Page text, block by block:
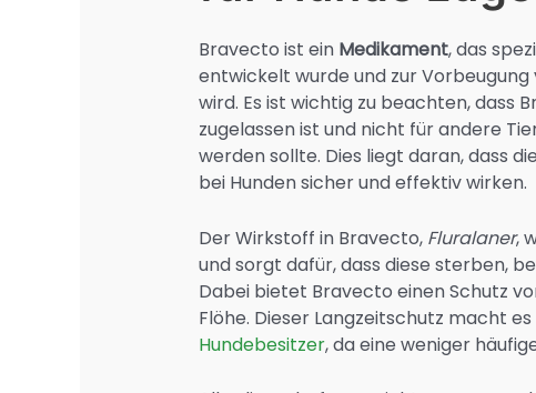
Bravecto ist ein Medikament, das
entwickelt wurde und zur
wird. Es ist wichtig zu beachten, dass
zugelassen ist und nicht für andere
werden sollte. Dies liegt daran, dass
bei Hunden sicher und effektiv wirken.
Der Wirkstoff in Bravecto, Fluralaner,
und sorgt dafür, dass diese sterben,
Dabei bietet Bravecto einen Schutz
Flöhe. Dieser Langzeitschutz macht
Hundebesitzer, da eine weniger